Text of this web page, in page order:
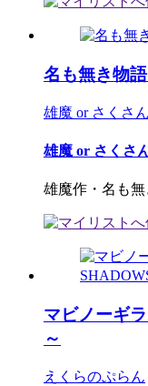
名も無き物
雄魔 or さくさん
雄魔 or さくさ
雄魔作・名も無
マビノーギ
～
えくらのぷらん